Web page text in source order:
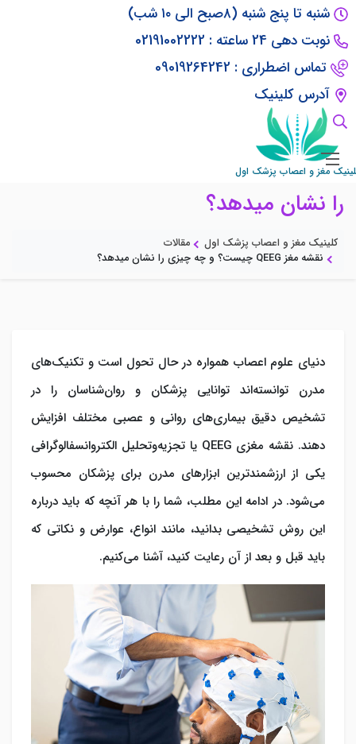
شنبه تا پنج شنبه (۸صبح الی ۱۰ شب)
نوبت دهی 24 ساعته : 02191002222
تماس اضطراری : 09019264242
آدرس کلینیک
مغز و اعصاب پزشک اول
را نشان میدهد؟
کلینیک مغز و اعصاب پزشک اول
مقالات
نقشه مغز QEEG چیست؟ و چه چیزی را نشان میدهد؟
دنیای علوم اعصاب همواره در حال تحول است و تکنیک‌های
مدرن توانسته‌اند توانایی پزشکان و روان‌شناسان را در
تشخیص دقیق بیماری‌های روانی و عصبی مختلف افزایش
دهند. نقشه مغزی QEEG یا تجزیه‌وتحلیل الکتروانسفالوگرافی
یکی از ارزشمندترین ابزارهای مدرن برای پزشکان محسوب
می‌شود. در ادامه این مطلب، شما را با هر آنچه که باید درباره
این روش تشخیصی بدانید، مانند انواع، عوارض و نکاتی که
باید قبل و بعد از آن رعایت کنید، آشنا می‌کنیم.